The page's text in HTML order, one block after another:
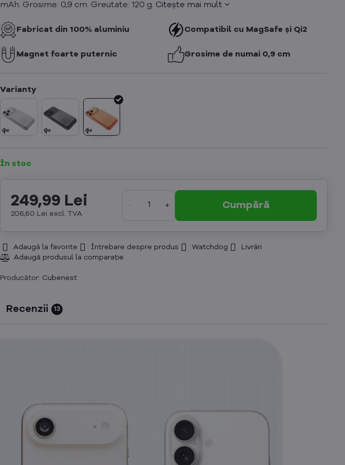
mAh. Grosime: 0,9 cm. Greutate: 120 g. Citește mai mult
Fabricat din 100% aluminiu Compatibil cu MagSafe și Qi2
Magnet foarte puternic Grosime de numai 0,9 cm
În stoc
249,99 Lei
206,60 Lei excl. TVA
Cumpără
Adaugă la favorite Întrebare despre produs Watchdog Livrări
Producător: Cubenest
Recenzii 13